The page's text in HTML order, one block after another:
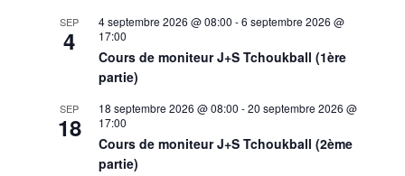
SEP
4
4 septembre 2026 @ 08:00 -6 septembre 2026 @
17:00
Cours de moniteur J+S Tchoukball (1ère
partie)
SEP
18
18 septembre 2026 @ 08:00 -20 septembre 2026 @
17:00
Cours de moniteur J+S Tchoukball (2ème
partie)